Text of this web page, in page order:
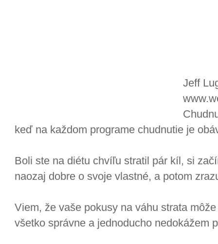
Jeff
keď na každom programe chudnutie je
Boli ste na diétu chvíľu stratil pár kíl, si
naozaj dobre o svoje vlastné, a potom
Viem, že vaše pokusy na váhu strata
všetko správne a jednoducho nedokážem